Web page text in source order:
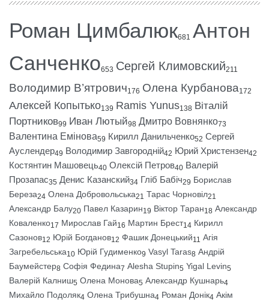
Роман Цимбалюк681 Антон
Санченко653 Сергей Климовский211
Володимир В’ятрович176 Олена Курбанова172
Алексей Копытько139 Ramis Yunus138 Віталій
Портников99 Иван Лютый98 Дмитро Вовнянко73
Валентина Емінова59 Кирилл Данильченко52 Сергей
Ауслендер49 Володимир Завгородній42 Юрий Христензен42
Костянтин Машовець40 Олексій Петров40 Валерій
Прозапас35 Денис Казанский34 Гліб Бабіч29 Борислав
Береза24 Олена Добровольська21 Тарас Чорновіл21
Александр Балу20 Павел Казарин19 Віктор Таран18 Александр
Коваленко17 Мирослав Гай16 Мартин Брест14 Кирилл
Сазонов12 Юрій Богданов12 Фашик Донецький11 Агія
Загребельська10 Юрій Гудименко9 Vasyl Taras8 Андрій
Баумейстер8 Софія Федина7 Alesha Stupin5 Yigal Levin5
Валерій Калниш5 Олена Монова5 Александр Кушнарь4
Михайло Подоляк4 Олена Трибушна4 Роман Донік4 Акім